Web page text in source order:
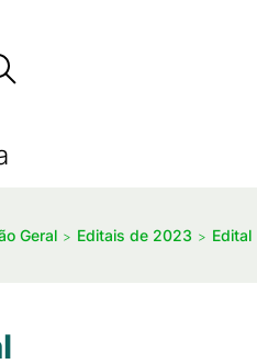
Geral Editais de 2023 Edital